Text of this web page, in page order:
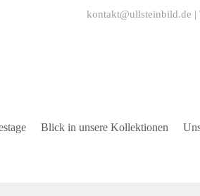
kontakt@ullsteinbild.de |
Blick in unsere Kollektionen